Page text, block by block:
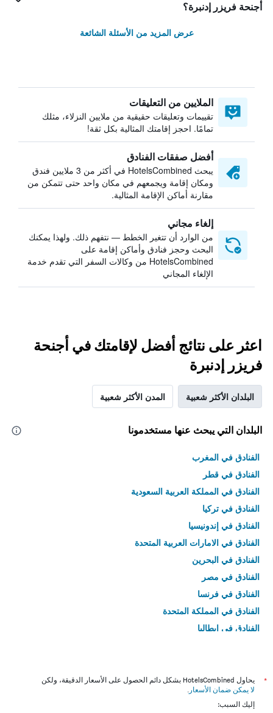
أجنحة فريزر إدنبرة؟
عرض المزيد من الأسئلة الشائعة
الملايين من التعليقات
تقييمات وتعليقات حقيقية من ملايين النزلاء، مثلك
تمامًا. احجز إقامتك المثالية بكل ثقة!
أفضل صفقات الفنادق
يبحث HotelsCombined في أكثر من 3 ملايين فندق
ومكان إقامة ويجمعهم في مكان واحد حتى تتمكن من
مقارنة أماكن الإقامة المثالية.
إلغاء مجاني
من الوارد أن تتغير الخطط — نتفهم ذلك. ولهذا يمكنك
البحث وحجز فنادق وأماكن إقامة على
HotelsCombined من وكالات السفر التي تقدم خدمة
الإلغاء المجاني
اعثر على نتائج أفضل لإقامتك في أجنحة
فريزر إدنبرة
البلدان الأكثر شعبية المدن الأكثر شعبية
البلدان التي يبحث عنها مستخدمونا
الفنادق في المغرب
الفنادق في قطر
الفنادق في المملكة العربية السعودية
الفنادق في تركيا
الفنادق في إندونيسيا
الفنادق في الامارات العربية المتحدة
الفنادق في البحرين
الفنادق في مصر
الفنادق في فرنسا
الفنادق في المملكة المتحدة
الفنادق في إيطاليا
*
يحاول HotelsCombined بشكل دائم الحصول على الأسعار الدقيقة، ولكن
لا يمكن ضمان الأسعار .
إليك السبب: